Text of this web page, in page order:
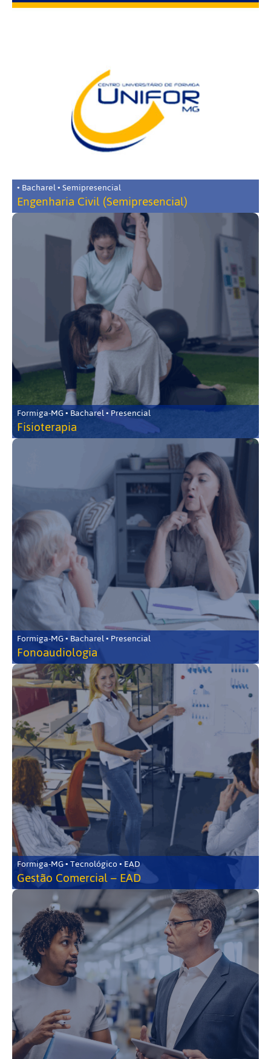
• Bacharel • Semipresencial
Engenharia Civil (Semipresencial)
Formiga-MG • Bacharel • Presencial
Fisioterapia
Formiga-MG • Bacharel • Presencial
Fonoaudiologia
Formiga-MG • Tecnológico • EAD
Gestão Comercial – EAD